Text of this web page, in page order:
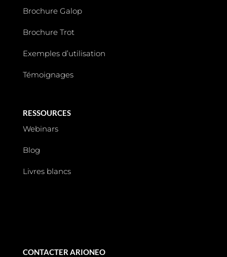
Brochure Galop
Brochure Trot
Exemples d’utilisation
Témoignages
RESSOURCES
Webinars
Blog
Livres blancs
CONTACTER ARIONEO